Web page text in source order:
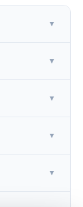
▼
▼
▼
▼
▼